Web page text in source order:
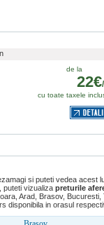
de la
22€
cu toate taxele
si puteti vedea acest
puteti vizualiza preturile
Arad, Brasov,
disponibila in orasul